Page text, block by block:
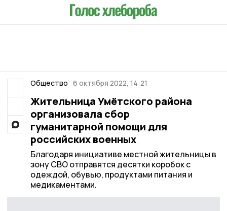
Общество 6 октября 2022, 14:21
Жительница Умётского района
организовала сбор
гуманитарной помощи для
российских военных
Благодаря инициативе местной жительницы в
зону СВО отправятся десятки коробок с
одеждой, обувью, продуктами питания и
медикаментами.